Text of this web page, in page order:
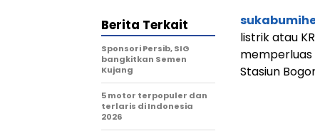
listrik atau
memperluas
Stasiun
Berita Terkait
Sponsori Persib, SIG
bangkitkan Semen
Kujang
5 motor terpopuler dan
terlaris di Indonesia
2026